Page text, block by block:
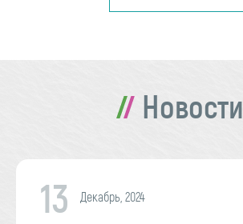
Новости
13 Декабрь, 2024